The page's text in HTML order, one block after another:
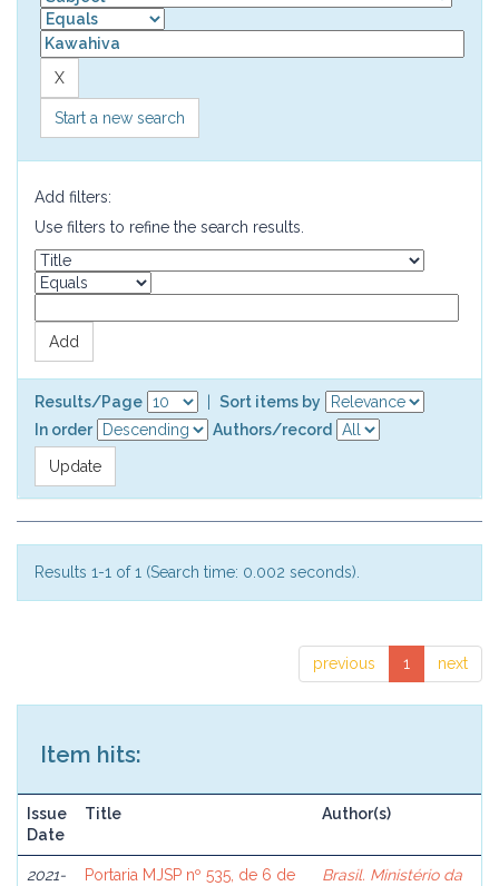
Start a new search
Add filters:
Use filters to refine the search results.
Results/Page
Sort items by
In order
Authors/record
Results 1-1 of 1 (Search time: 0.002 seconds).
previous 1 next
Item hits:
Issue
Date
Title Author(s)
2021-
Portaria MJSP nº 535, de 6 de
Brasil. Ministério da